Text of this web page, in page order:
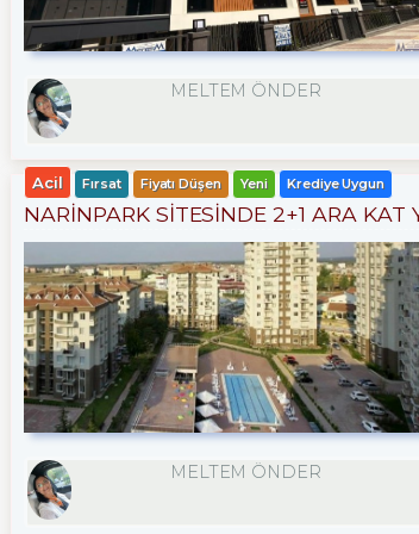
MELTEM ÖNDER
Acil Fırsat Fiyatı Düşen Yeni Krediye Uygun
NARİNPARK SİTESİNDE 2+1 ARA
MELTEM ÖNDER